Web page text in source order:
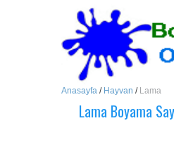
Anasayfa / Hayvan / Lama
Lama Boyama